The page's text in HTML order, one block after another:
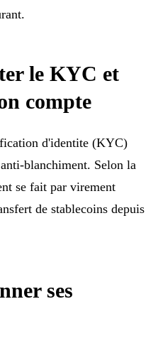
le KYC et
compte
d'identite (KYC)
blanchiment. Selon la
se fait par virement
de stablecoins depuis
ses